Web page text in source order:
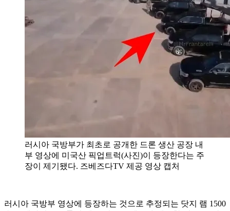
러시아 국방부가 최초로 공개한 드론 생산 공장 내
부 영상에 미국산 픽업트럭(사진)이 등장한다는 주
장이 제기됐다. 즈베즈다TV 제공 영상 캡처
러시아 국방부 영상에 등장하는 것으로 추정되는 닷지 램 1500